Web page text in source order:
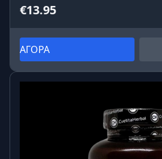
€13.95
ΑΓΟΡΑ